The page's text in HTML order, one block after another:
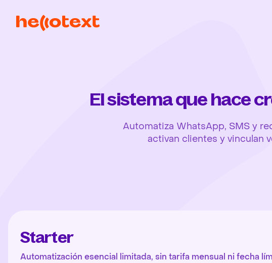
El sistema que hace
Automatiza WhatsApp, SMS y
activan clientes y vinculan
Starter
Automatización esencial limitada, sin tarifa mensual ni fecha